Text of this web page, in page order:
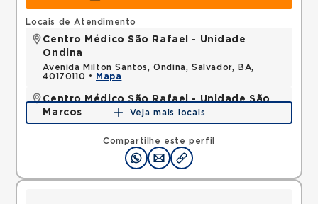
Compartilhe este perfil
Locais de Atendimento
Centro Médico São Rafael - Unidade
Ondina
Avenida Milton Santos, Ondina, Salvador, BA,
40170110 •
Mapa
Centro Médico São Rafael - Unidade São
Marcos
Rua Sao Rafael, Sao Marcos, Salvador, BA,
Mapa
Veja mais locais